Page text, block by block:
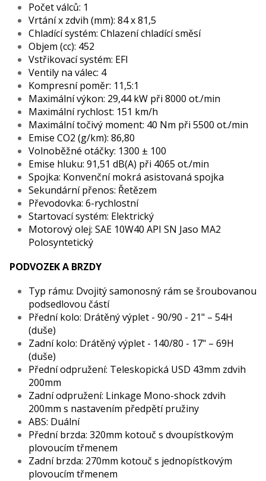
Počet válců: 1
Vrtání x zdvih (mm): 84 x 81,5
Chladící systém: Chlazení chladící směsí
Objem (cc): 452
Vstřikovací systém: EFI
Ventily na válec: 4
Kompresní poměr: 11,5:1
Maximální výkon: 29,44 kW při 8000 ot./min
Maximální rychlost: 151 km/h
Maximální točivý moment: 40 Nm při 5500 ot./min
Emise CO2 (g/km): 86,80
Volnoběžné otáčky: 1300 ± 100
Emise hluku: 91,51 dB(A) při 4065 ot./min
Spojka: Konvenční mokrá asistovaná spojka
Sekundární přenos: Řetězem
Převodovka: 6-rychlostní
Startovací systém: Elektrický
Motorový olej: SAE 10W40 API SN Jaso MA2
Polosyntetický
PODVOZEK A BRZDY
Typ rámu: Dvojitý samonosný rám se šroubovanou
podsedlovou částí
Přední kolo: Drátěný výplet - 90/90 - 21" – 54H
(duše)
Zadní kolo: Drátěný výplet - 140/80 - 17" – 69H
(duše)
Přední odpružení: Teleskopická USD 43mm zdvih
200mm
Zadní odpružení: Linkage Mono-shock zdvih
200mm s nastavením předpětí pružiny
ABS: Duální
Přední brzda: 320mm kotouč s dvoupístkovým
plovoucím třmenem
Zadní brzda: 270mm kotouč s jednopístkovým
plovoucím třmenem